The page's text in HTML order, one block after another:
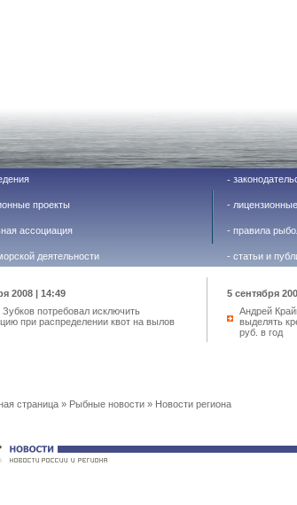
проекты
ассоциация
деятельности
-
-
- правила
- статьи и
2008 | 14:49
Зубков потребовал исключить
при распределении квот на вылов
5 сентября
Андрей
выделять
руб. в год
страница » Рыбные новости » Новости региона